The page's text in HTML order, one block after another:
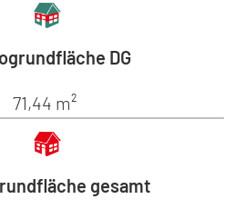
DG
71,44 m²
gesamt